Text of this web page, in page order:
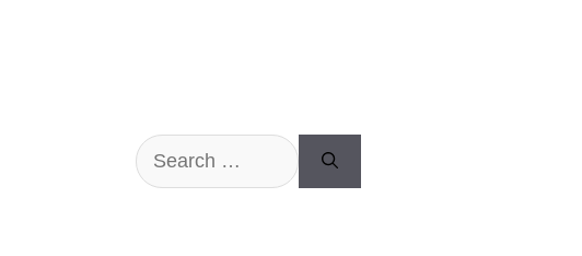
Search
for: